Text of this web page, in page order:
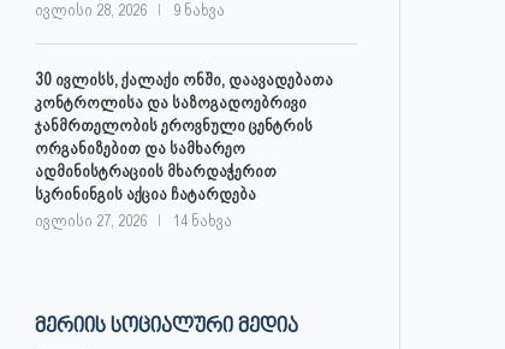
ივლისი 28, 2026 9 ნახვა
30 ივლისს, ქალაქი ონში, დაავადებათა
კონტროლისა და საზოგადოებრივი
ჯანმრთელობის ეროვნული ცენტრის
ორგანიზებით და სამხარეო
ადმინისტრაციის მხარდაჭერით
სკრინინგის აქცია ჩატარდება
ივლისი 27, 2026 14 ნახვა
ᲛᲔᲠᲘᲘᲡ ᲡᲝᲪᲘᲐᲚᲣᲠᲘ ᲛᲔᲓᲘᲐ